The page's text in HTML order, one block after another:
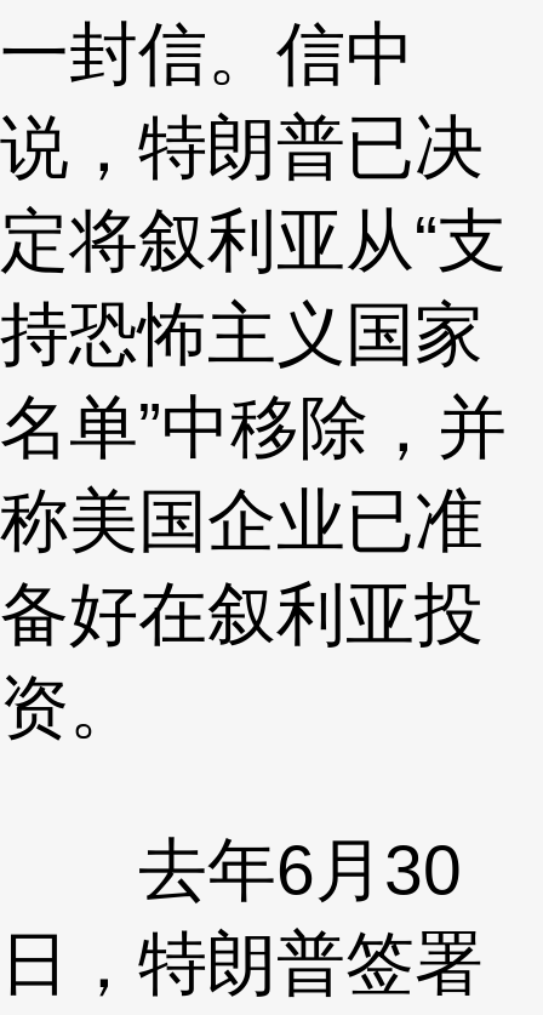
一封信。信中
说，特朗普已决
定将叙利亚从“支
持恐怖主义国家
名单”中移除，并
称美国企业已准
备好在叙利亚投
资。
去年6月30
日，特朗普签署